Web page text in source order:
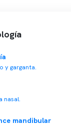
o examen del
y garganta.
nasal.
mandibular